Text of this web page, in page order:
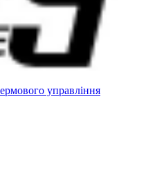
управління